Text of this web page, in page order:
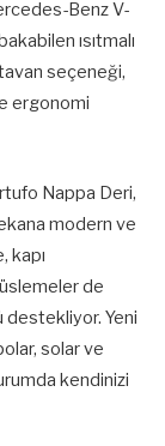
Benz V-
ısıtmalı
seçeneği,
ergonomi
Nappa Deri,
modern ve
kapı
de
Yeni
solar ve
kendinizi